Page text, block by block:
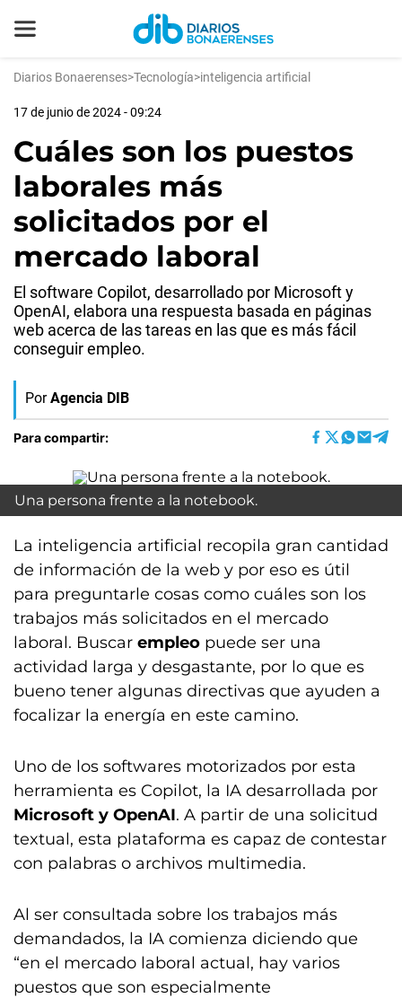
Diarios Bonaerenses>Tecnología>inteligencia artificial
17 de junio de 2024 - 09:24
Cuáles son los puestos
laborales más
solicitados por el
mercado laboral
El software Copilot, desarrollado por Microsoft y
OpenAI, elabora una respuesta basada en páginas
web acerca de las tareas en las que es más fácil
conseguir empleo.
Por Agencia DIB
Para compartir:
Una persona frente a la notebook.
La inteligencia artificial recopila gran cantidad
de información de la web y por eso es útil
para preguntarle cosas como cuáles son los
trabajos más solicitados en el mercado
laboral. Buscar empleo puede ser una
actividad larga y desgastante, por lo que es
bueno tener algunas directivas que ayuden a
focalizar la energía en este camino.
Uno de los softwares motorizados por esta
herramienta es Copilot, la IA desarrollada por
Microsoft y OpenAI. A partir de una solicitud
textual, esta plataforma es capaz de contestar
con palabras o archivos multimedia.
Al ser consultada sobre los trabajos más
demandados, la IA comienza diciendo que
“en el mercado laboral actual, hay varios
puestos que son especialmente